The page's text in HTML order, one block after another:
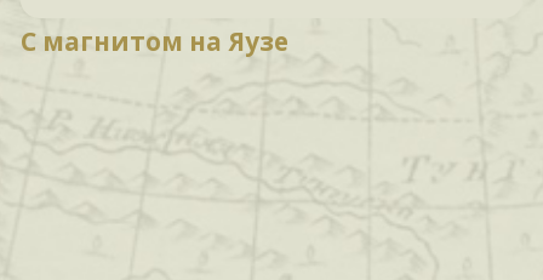
С магнитом на Яузе